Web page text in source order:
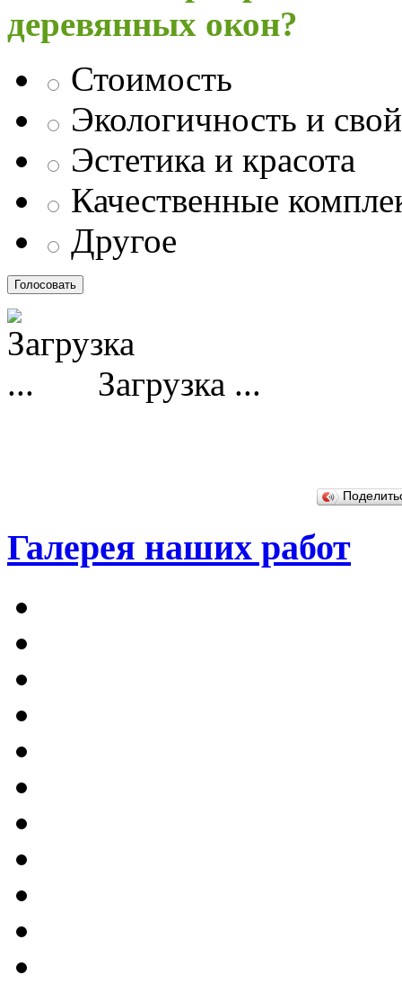
деревянных окон?
Стоимость
Экологичность и
Эстетика и красота
Качественные
Другое
Загрузка ...
Галерея наших работ